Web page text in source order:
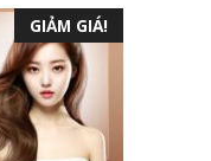
GIẢM GIÁ!